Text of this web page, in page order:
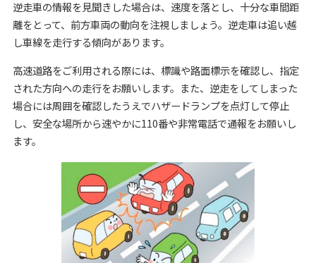
逆走車の情報を見聞きした場合は、速度を落とし、十分な車間距
離をとって、前方車両の動向を注視しましょう。逆走車は追い越
し車線を走行する傾向があります。
高速道路をご利用される際には、標識や路面標示を確認し、指定
された方向への走行をお願いします。また、逆走をしてしまった
場合には周囲を確認したうえでハザードランプを点灯して停止
し、安全な場所から速やかに110番や非常電話で通報をお願いし
ます。